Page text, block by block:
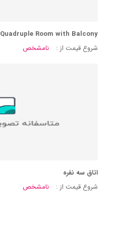
Quadruple Room with Balcony
شروع قیمت از :
نامشخص
اتاق سه نفره
شروع قیمت از :
نامشخص